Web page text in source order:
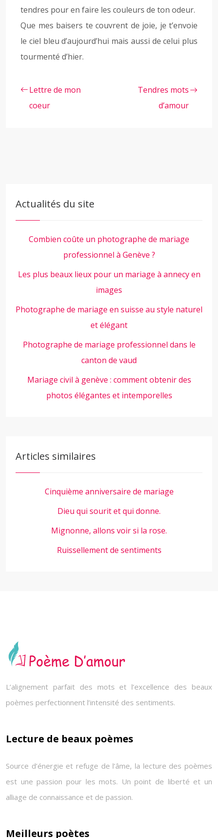
tendres pour en faire les couleurs de ton odeur.
Que mes baisers te couvrent de joie, je t’envoie
le ciel bleu d’aujourd’hui mais aussi de celui plus
tourmenté d’hier.
Lettre de mon
coeur
Tendres mots
d’amour
Actualités du site
Combien coûte un photographe de mariage
professionnel à Genève ?
Les plus beaux lieux pour un mariage à annecy en
images
Photographe de mariage en suisse au style naturel
et élégant
Photographe de mariage professionnel dans le
canton de vaud
Mariage civil à genève : comment obtenir des
photos élégantes et intemporelles
Articles similaires
Cinquième anniversaire de mariage
Dieu qui sourit et qui donne.
Mignonne, allons voir si la rose.
Ruissellement de sentiments
L’alignement parfait des mots et l’excellence des beaux
poèmes perfectionnent l’intensité des sentiments.
Lecture de beaux poèmes
Source d’énergie et refuge de l’âme, la lecture des poèmes
est une passion pour les mots. Un point de liberté et un
alliage de connaissance et de passion.
Meilleurs poètes